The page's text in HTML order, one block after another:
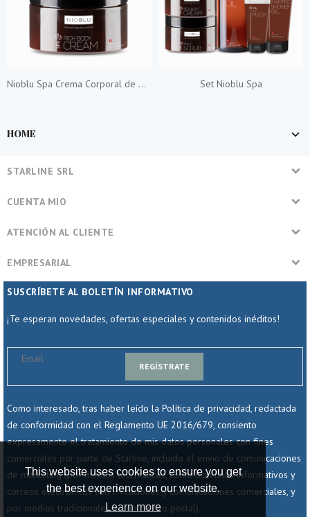
This website uses cookies to ensure you get
the best experience on our website.
Learn more
HOME
Nioblu Spa Crema Corporal de Masaje Nutritiva Set Nioblu Spa
STARLINE SRL
CUENTA MIO
ATENCIÓN AL CLIENTE
EMPRESARIAL
SUSCRÍBETE AL BOLETÍN INFORMATIVO
¡Te esperan novedades, ofertas especiales y contenidos inéditos!
REGÍSTRATE
Como interesado, tras haber leído la Política de privacidad, redactada
de conformidad con el Reglamento UE 2016/679, consiento
expresamente el tratamiento de mis datos personales con fines
comerciales por parte de Starline, incluido el envío de comunicaciones
de marketing (por medios telemáticos, como boletines informativos y
correos electrónicos con invitaciones y comunicaciones comerciales, y
por medios tradicionales, como correo postal).